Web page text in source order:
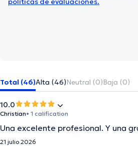
Total (46)Alta (46)Neutral (0)Baja (0)
10.0
Christian• 1 calification
Una excelente profesional. Y una
21 julio 2026